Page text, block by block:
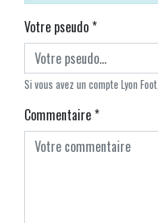
Votre pseudo*
Si vous avez un compte Lyon Foot,
Commentaire*